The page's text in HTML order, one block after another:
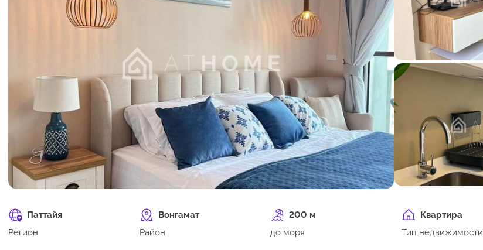
Паттайя
Регион
Вонгамат
Район
200 м
до моря
Квартира
Тип недвижимости